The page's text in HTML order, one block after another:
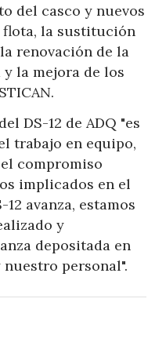
del casco y nuevos
flota, la sustitución
renovación de la
la mejora de los
DS-12 de ADQ "es
trabajo en equipo,
compromiso
implicados en el
avanza, estamos
y
depositada en
personal".